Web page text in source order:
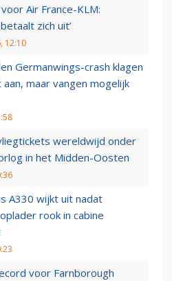
Air France-KLM:
zich uit’
12:10
Germanwings-crash klagen
maar vangen mogelijk
wereldwijd onder
in het Midden-Oosten
A330 wijkt uit nadat
rook in cabine
voor Farnborough